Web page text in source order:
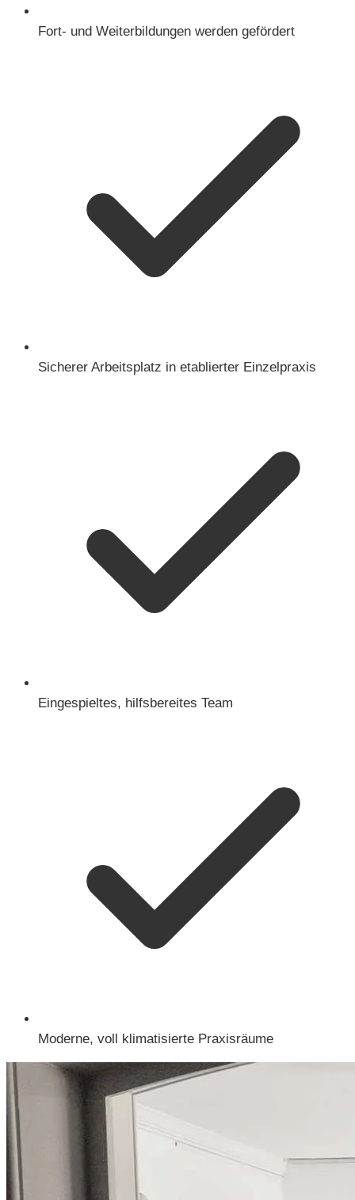
Fort- und Weiterbildungen werden gefördert
Sicherer Arbeitsplatz in etablierter Einzelpraxis
Eingespieltes, hilfsbereites Team
Moderne, voll klimatisierte Praxisräume